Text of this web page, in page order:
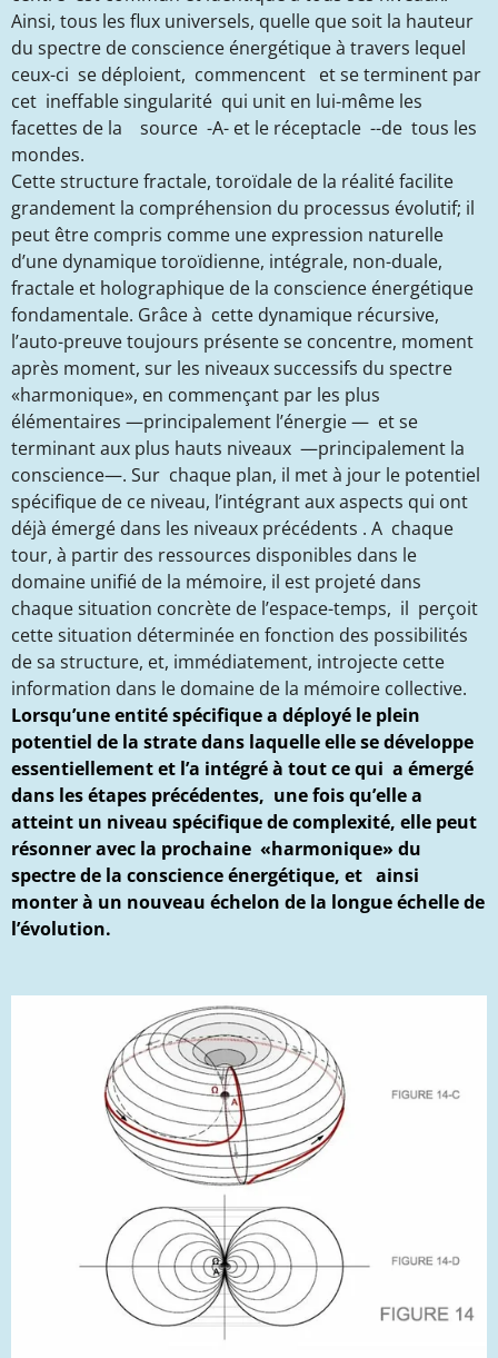
Ainsi, tous les flux universels, quelle que soit la hauteur
du spectre de conscience énergétique à travers lequel
ceux-ci se déploient, commencent et se terminent par
cet ineffable singularité qui unit en lui-même les
facettes de la source -A- et le réceptacle --de tous les
mondes.
Cette structure fractale, toroïdale de la réalité facilite
grandement la compréhension du processus évolutif; il
peut être compris comme une expression naturelle
d’une dynamique toroïdienne, intégrale, non-duale,
fractale et holographique de la conscience énergétique
fondamentale. Grâce à cette dynamique récursive,
l’auto-preuve toujours présente se concentre, moment
après moment, sur les niveaux successifs du spectre
«harmonique», en commençant par les plus
élémentaires —principalement l’énergie — et se
terminant aux plus hauts niveaux —principalement la
conscience—. Sur chaque plan, il met à jour le potentiel
spécifique de ce niveau, l’intégrant aux aspects qui ont
déjà émergé dans les niveaux précédents . A chaque
tour, à partir des ressources disponibles dans le
domaine unifié de la mémoire, il est projeté dans
chaque situation concrète de l’espace-temps, il perçoit
cette situation déterminée en fonction des possibilités
de sa structure, et, immédiatement, introjecte cette
information dans le domaine de la mémoire collective.
Lorsqu’une entité spécifique a déployé le plein
potentiel de la strate dans laquelle elle se développe
essentiellement et l’a intégré à tout ce qui a émergé
dans les étapes précédentes, une fois qu’elle a
atteint un niveau spécifique de complexité, elle peut
résonner avec la prochaine «harmonique» du
spectre de la conscience énergétique, et ainsi
monter à un nouveau échelon de la longue échelle de
l’évolution.